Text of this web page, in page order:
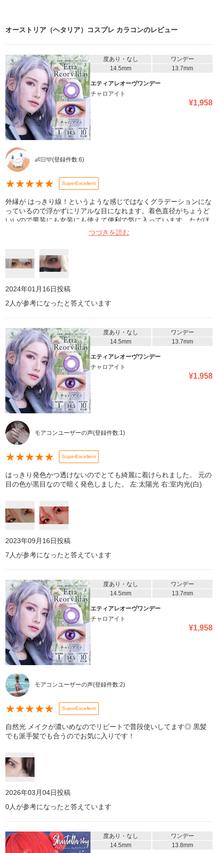
オーストリア（ヘタリア）コスプレ カラコンのレビュー
度あり・なし
ワンデー
14.5mm
13.7mm
エティアレオーヴワンデー
チャロアイト
¥1,958
👶🏻🩵(登録件数:6)
★★★★★ SuperExcellent
外縁が はっきり線！というような感じではなくグラデーションにな
っているので浮かずにリアルな目になれます。着色直径がちょうど
いいので男装にも女装にも使えて便利で気に入っています。ただほ
かのカラコンに比べて若干瞳孔が小さく見えて、キツめな印象にな
るので使うキャラには注意した方がいいかもしれません。
つづきを読む
2024年01月16日投稿
2 人が参考になったと答えています
度あり・なし
ワンデー
14.5mm
13.7mm
エティアレオーヴワンデー
チャロアイト
¥1,958
モアコンユーザーの声(登録件数:1)
★★★★★ SuperExcellent
はっきり発色かつ透けないのでとても綺麗に着けられました。 元の
目の色が黒目なので暗く発色しました。 左:太陽光 右:室内光(白)
2023年09月16日投稿
7 人が参考になったと答えています
度あり・なし
ワンデー
14.5mm
13.7mm
エティアレオーヴワンデー
チャロアイト
¥1,958
モアコンユーザーの声(登録件数:2)
★★★★★ SuperExcellent
自然光 メイクが濃いめなのでリピートで普段使いしてます◎ 黒髪
でも派手髪でも合うのでお気に入りです！
2026年03月04日投稿
0人が参考になったと答えています
度あり・なし
ワンデー
14.5mm
13.8mm